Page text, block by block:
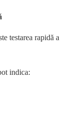
testarea rapidă a
indica: